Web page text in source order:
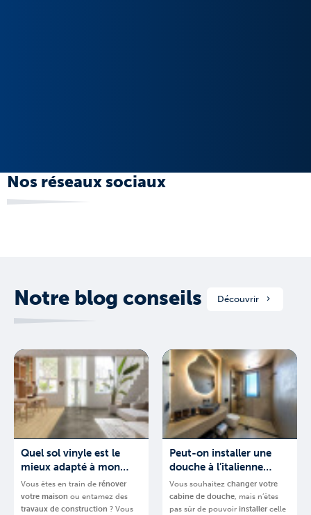
Nos réseaux sociaux
Notre blog conseils Découvrir
Quel sol vinyle est le
mieux adapté à mon
projet ?
Vous êtes en train de rénover
votre maison ou entamez des
travaux de construction ? Vous
Peut-on installer une
douche à l’italienne
partout ?
Vous souhaitez changer votre
cabine de douche, mais n’êtes
pas sûr de pouvoir installer celle